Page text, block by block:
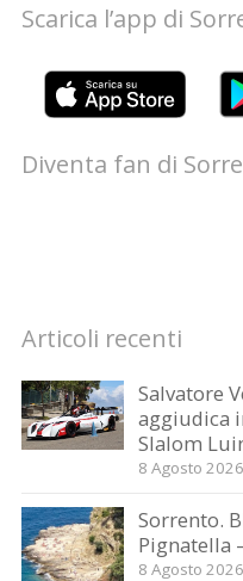
Scarica l’app di
Diventa fan di
Articoli recenti
Salvatore
aggiudica
Slalom
8 Agosto 2026
Sorrento.
Pignatella
8 Agosto 2026